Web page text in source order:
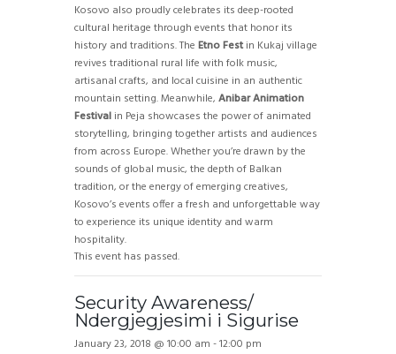
Kosovo also proudly celebrates its deep-rooted
cultural heritage through events that honor its
history and traditions. The Etno Festin Kukaj village
revives traditional rural life with folk music,
artisanal crafts, and local cuisine in an authentic
mountain setting. Meanwhile, Anibar Animation
Festival in Peja showcases the power of animated
storytelling, bringing together artists and audiences
from across Europe. Whether you’re drawn by the
sounds of global music, the depth of Balkan
tradition, or the energy of emerging creatives,
Kosovo’s events offer a fresh and unforgettable way
to experience its unique identity and warm
hospitality.
This event has passed.
Security Awareness/
Ndergjegjesimi i Sigurise
January 23, 2018 @ 10:00 am -12:00 pm